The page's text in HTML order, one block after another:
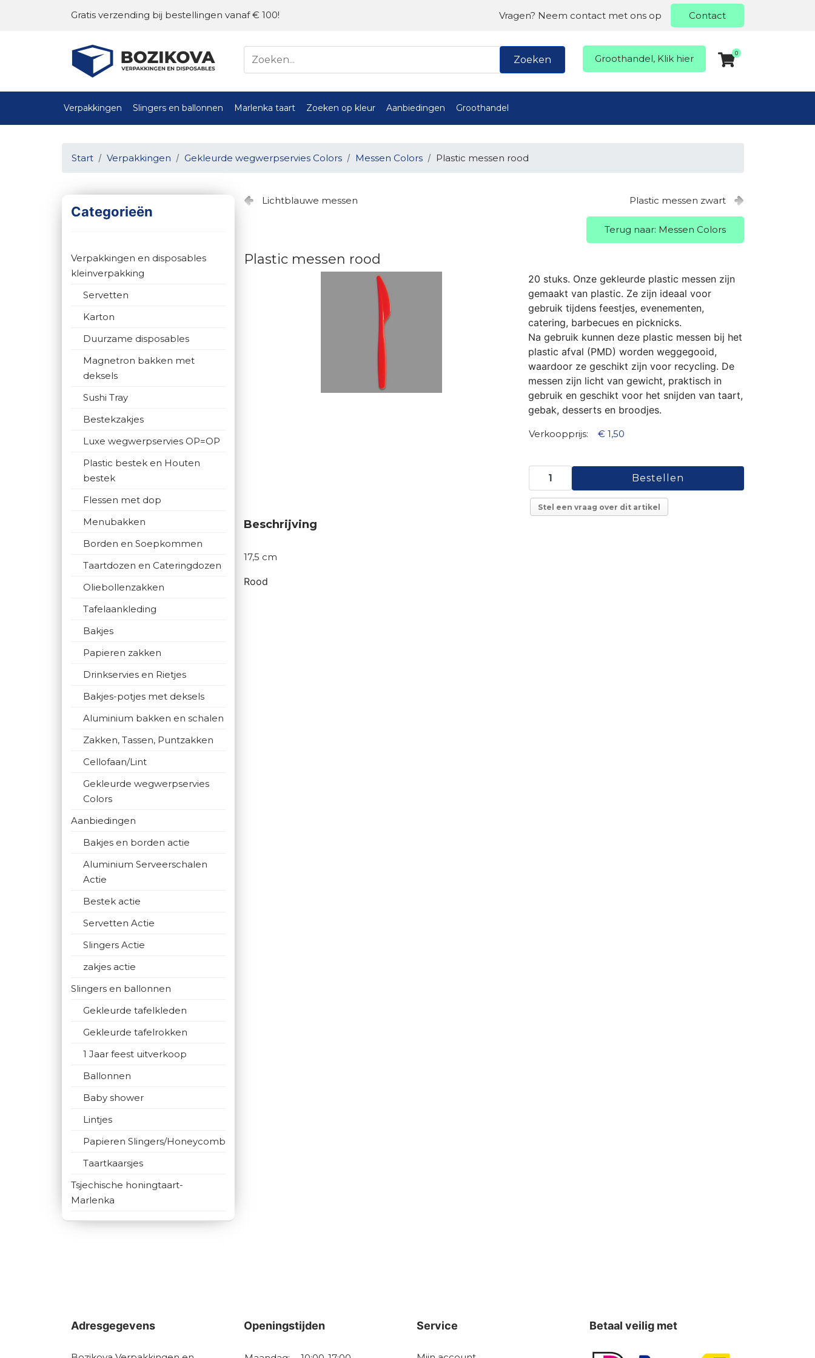
Gratis verzending bij bestellingen vanaf € 100! Vragen? Neem contact met ons op Contact
Zoeken Groothandel, Klik hier 0
Verpakkingen Slingers en ballonnen Marlenka taart Zoeken op kleur Aanbiedingen Groothandel
Start Verpakkingen Gekleurde wegwerpservies Colors Messen Colors Plastic messen rood
Categorieën
Verpakkingen en disposables
kleinverpakking
Servetten
Karton
Duurzame disposables
Magnetron bakken met
deksels
Sushi Tray
Bestekzakjes
Luxe wegwerpservies OP=OP
Plastic bestek en Houten
bestek
Flessen met dop
Menubakken
Borden en Soepkommen
Taartdozen en Cateringdozen
Oliebollenzakken
Tafelaankleding
Bakjes
Papieren zakken
Drinkservies en Rietjes
Bakjes-potjes met deksels
Aluminium bakken en schalen
Zakken, Tassen, Puntzakken
Cellofaan/Lint
Gekleurde wegwerpservies
Colors
Aanbiedingen
Bakjes en borden actie
Aluminium Serveerschalen
Actie
Bestek actie
Servetten Actie
Slingers Actie
zakjes actie
Slingers en ballonnen
Gekleurde tafelkleden
Gekleurde tafelrokken
1 Jaar feest uitverkoop
Ballonnen
Baby shower
Lintjes
Papieren Slingers/Honeycomb
Taartkaarsjes
Tsjechische honingtaart-
Marlenka
Lichtblauwe messen Plastic messen zwart
Terug naar: Messen Colors
Plastic messen rood
20 stuks. Onze gekleurde plastic messen zijn
gemaakt van plastic. Ze zijn ideaal voor
gebruik tijdens feestjes, evenementen,
catering, barbecues en picknicks.
Na gebruik kunnen deze plastic messen bij het
plastic afval (PMD) worden weggegooid,
waardoor ze geschikt zijn voor recycling. De
messen zijn licht van gewicht, praktisch in
gebruik en geschikt voor het snijden van taart,
gebak, desserts en broodjes.
Verkoopprijs: € 1,50
Stel een vraag over dit artikel
Beschrijving
17,5 cm
Rood
Adresgegevens Openingstijden Service Betaal veilig met